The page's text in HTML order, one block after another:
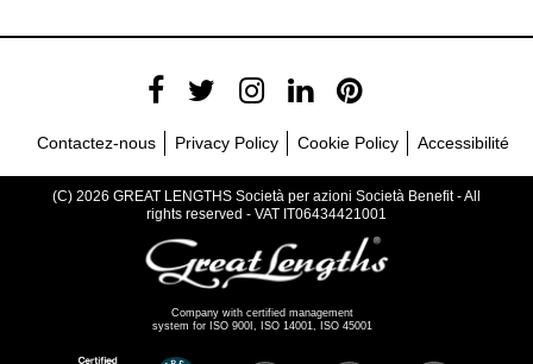
Contactez-nous Privacy Policy Cookie Policy Accessibilité
(C) 2026 GREAT LENGTHS Società per azioni Società Benefit - All
rights reserved - VAT IT06434421001
Company with certified management
system for ISO 900I, ISO 14001, ISO 45001